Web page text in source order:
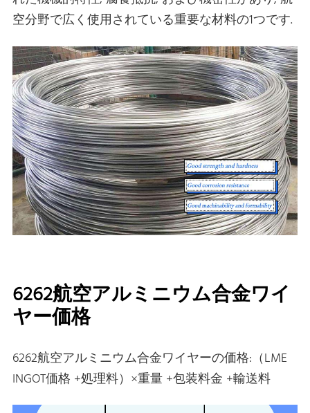
空分野で広く使用されている重要な材料の1つです.
6262航空アルミニウム合金ワイ
ヤー価格
6262航空アルミニウム合金ワイヤーの価格:（LME
INGOT価格 +処理料）×重量 +包装料金 +輸送料